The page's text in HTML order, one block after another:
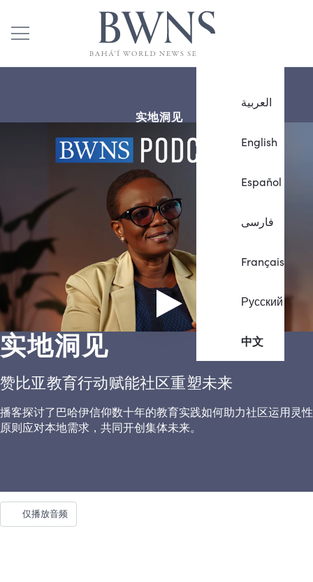
العربية
English
Español
فارسی
Français
Русский
中文
实地洞见
实地洞见
赞比亚教育行动赋能社区重塑未⁠来
播客探讨了巴哈伊信仰数十年的教育实践如何助力社区运用灵性
原则应对本地需求，共同开创集体未来。
仅播放音频